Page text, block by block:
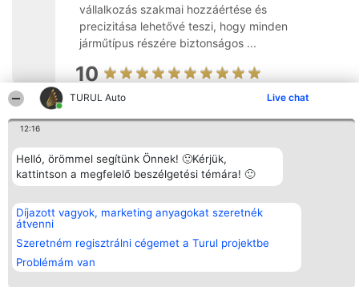
TURUL Auto Live chat
12:16
Helló, örömmel segítünk Önnek! 🙂Kérjük,
kattintson a megfelelő beszélgetési témára! 🙂
Díjazott vagyok, marketing anyagokat szeretnék
átvenni
Szeretném regisztrálni cégemet a Turul projektbe
Problémám van
vállalkozás szakmai hozzáértése és
precizitása lehetővé teszi, hogy minden
járműtípus részére biztonságos ...
10
Rangsorszervező
Bulevardul Aleea Timișul De
Sus Nr. 2, Bl. A30, Sc. A, Et.
4, Ap. 13
Bukarest 53-238
Adószám 36737675
tel: +363 033 425 71
Az összes
díjazottak
listája
Szabályok
Státusz
Polityka